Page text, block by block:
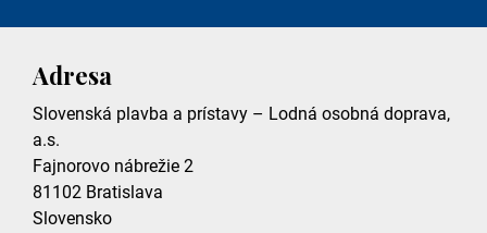
Adresa
Slovenská plavba a prístavy – Lodná osobná doprava,
a.s.
Fajnorovo nábrežie 2
81102 Bratislava
Slovensko